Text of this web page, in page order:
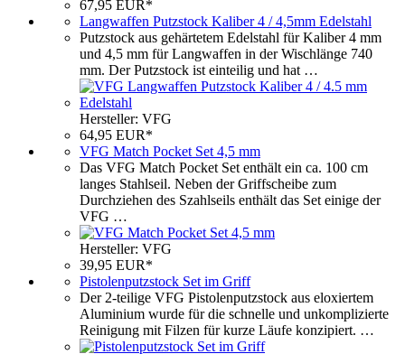
67,95 EUR*
Langwaffen Putzstock Kaliber 4 / 4,5mm Edelstahl
Putzstock aus gehärtetem Edelstahl für Kaliber 4 mm
und 4,5 mm für Langwaffen in der Wischlänge 740
mm. Der Putzstock ist einteilig und hat …
Hersteller: VFG
64,95 EUR*
VFG Match Pocket Set 4,5 mm
Das VFG Match Pocket Set enthält ein ca. 100 cm
langes Stahlseil. Neben der Griffscheibe zum
Durchziehen des Szahlseils enthält das Set einige der
VFG …
Hersteller: VFG
39,95 EUR*
Pistolenputzstock Set im Griff
Der 2-teilige VFG Pistolenputzstock aus eloxiertem
Aluminium wurde für die schnelle und unkomplizierte
Reinigung mit Filzen für kurze Läufe konzipiert. …